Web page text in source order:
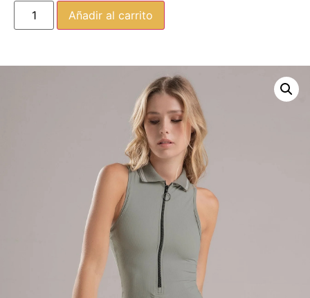
Añadir al carrito